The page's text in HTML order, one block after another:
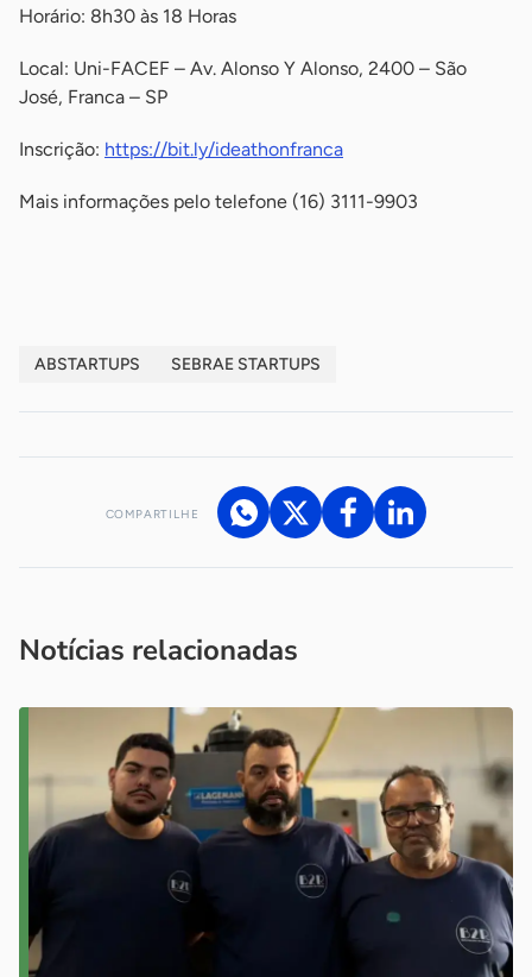
Horário: 8h30 às 18 Horas
Local: Uni-FACEF – Av. Alonso Y Alonso, 2400 – São
José, Franca – SP
Inscrição: https://bit.ly/ideathonfranca
Mais informações pelo telefone (16) 3111-9903
ABSTARTUPS SEBRAE STARTUPS
COMPARTILHE
Notícias relacionadas